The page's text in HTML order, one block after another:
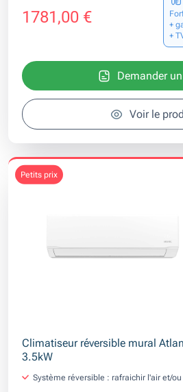
1781,00 €
+
+
Demander
Voir le
petits prix
Climatiseur réversible mural
3.5kW
Système réversible : rafraichir l'air et/